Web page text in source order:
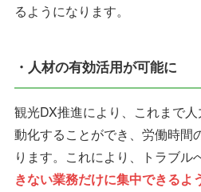
るようになります。
・人材の有効活用が可能に
観光DX推進により、これまで
動化することができ、労働時間
ります。これにより、トラブル
きない業務だけに集中できるよ